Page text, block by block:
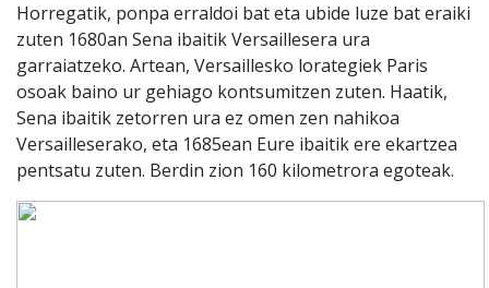
Horregatik, ponpa erraldoi bat eta ubide luze bat eraiki
zuten 1680an Sena ibaitik Versaillesera ura
garraiatzeko. Artean, Versaillesko lorategiek Paris
osoak baino ur gehiago kontsumitzen zuten. Haatik,
Sena ibaitik zetorren ura ez omen zen nahikoa
Versailleserako, eta 1685ean Eure ibaitik ere ekartzea
pentsatu zuten. Berdin zion 160 kilometrora egoteak.